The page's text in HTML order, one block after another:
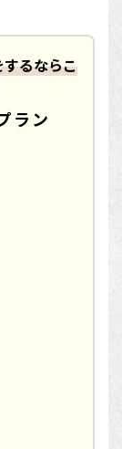
るならこ
ラン